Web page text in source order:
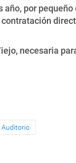
por pequeño
necesaria
Auditorio